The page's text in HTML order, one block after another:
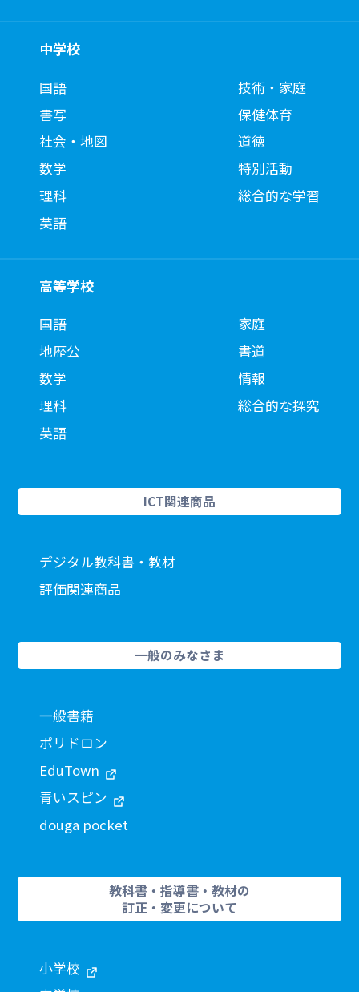
中学校
国語
書写
社会・地図
数学
理科
英語
技術・家庭
保健体育
道徳
特別活動
総合的な学習
高等学校
国語
地歴公
数学
理科
英語
家庭
書道
情報
総合的な探究
ICT関連商品
デジタル教科書・教材
評価関連商品
一般のみなさま
一般書籍
ポリドロン
EduTown
青いスピン
douga pocket
教科書・指導書・教材の
訂正・変更について
小学校